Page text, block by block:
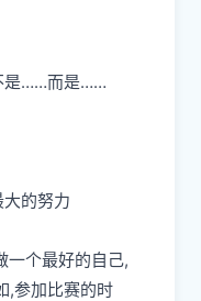
是……而是……
大的努力
一个最好的自己,
,参加比赛的时